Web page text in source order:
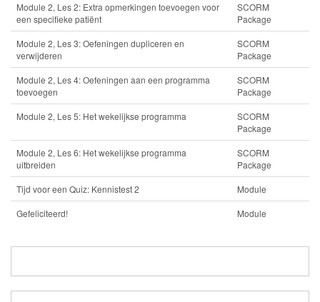
Module 2, Les 2: Extra opmerkingen toevoegen voor
een specifieke patiënt
SCORM
Package
Module 2, Les 3: Oefeningen dupliceren en
verwijderen
SCORM
Package
Module 2, Les 4: Oefeningen aan een programma
toevoegen
SCORM
Package
Module 2, Les 5: Het wekelijkse programma
SCORM
Package
Module 2, Les 6: Het wekelijkse programma
uitbreiden
SCORM
Package
Tijd voor een Quiz: Kennistest 2
Module
Gefeliciteerd!
Module